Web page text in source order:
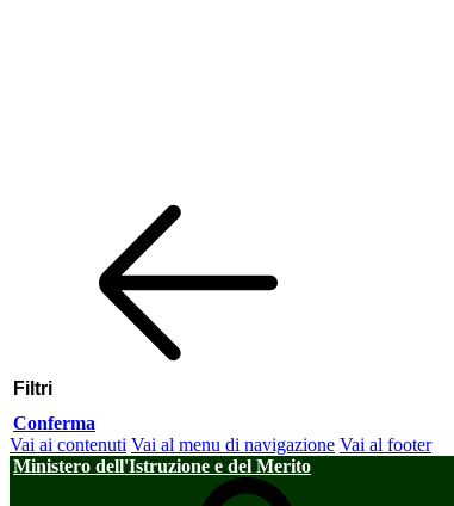
Filtri
Conferma
Vai ai contenuti Vai al menu di navigazione Vai al footer
Ministero dell'Istruzione e del Merito